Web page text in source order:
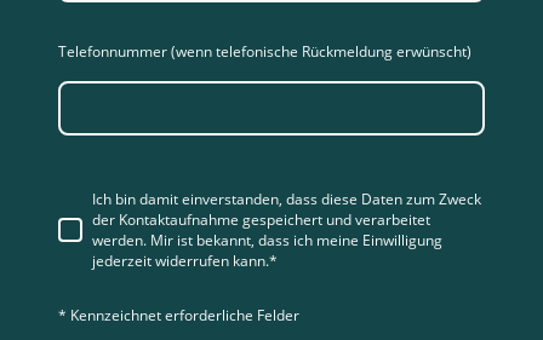
Telefonnummer (wenn telefonische Rückmeldung erwünscht)
Ich bin damit einverstanden, dass diese Daten zum Zweck
der Kontaktaufnahme gespeichert und verarbeitet
werden. Mir ist bekannt, dass ich meine Einwilligung
jederzeit widerrufen kann.*
* Kennzeichnet erforderliche Felder